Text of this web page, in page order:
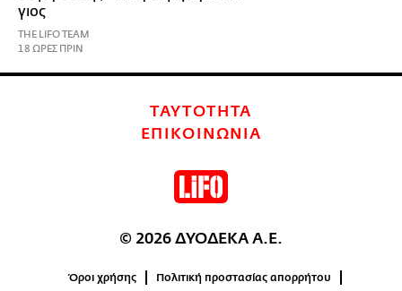
γιος
THE LIFO TEAM
18 ΩΡΕΣ ΠΡΙΝ
ΤΑΥΤΟΤΗΤΑ
ΕΠΙΚΟΙΝΩΝΙΑ
© 2026 ΔΥΟΔΕΚΑ Α.Ε.
Όροι χρήσης
Πολιτική προστασίας απορρήτου